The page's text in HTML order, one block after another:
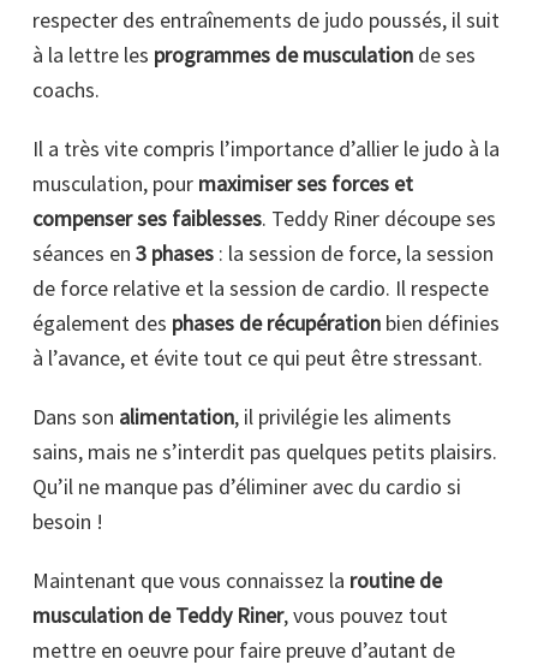
respecter des entraînements de judo poussés, il suit
à la lettre les programmes de musculation de ses
coachs.
Il a très vite compris l’importance d’allier le judo à la
musculation, pour maximiser ses forces et
compenser ses faiblesses. Teddy Riner découpe ses
séances en 3 phases : la session de force, la session
de force relative et la session de cardio. Il respecte
également des phases de récupération bien définies
à l’avance, et évite tout ce qui peut être stressant.
Dans son alimentation, il privilégie les aliments
sains, mais ne s’interdit pas quelques petits plaisirs.
Qu’il ne manque pas d’éliminer avec du cardio si
besoin !
Maintenant que vous connaissez la routine de
musculation de Teddy Riner, vous pouvez tout
mettre en oeuvre pour faire preuve d’autant de